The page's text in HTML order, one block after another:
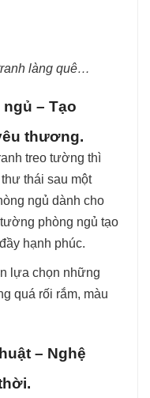
làng quê…
– Tạo
thương.
treo tường thì
thái sau một
ngủ dành cho
phòng ngủ tạo
hạnh phúc.
lựa chọn những
quá rối rắm, màu
– Nghệ